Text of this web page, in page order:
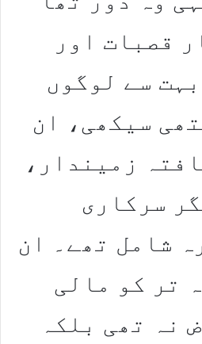
قصبات اور
سے لوگوں
سیکھی، ان
زمیندار،
سرکاری
شامل تھے۔ ان
تر کو مالی
نہ تھی بلکہ